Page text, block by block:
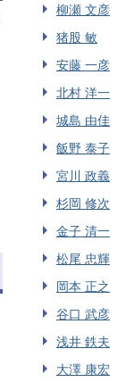
柳瀬 文彦
猪股 敏
安藤 一彦
北村 洋一
城島 由佳
飯野 泰子
宮川 政義
杉岡 修次
金子 清一
松尾 忠輝
岡本 正之
谷口 武彦
浅井 鉄夫
大澤 康宏